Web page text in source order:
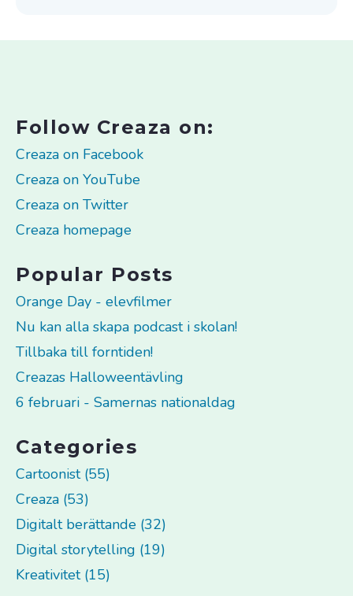
Follow Creaza on:
Creaza on Facebook
Creaza on YouTube
Creaza on Twitter
Creaza homepage
Popular Posts
Orange Day - elevfilmer
Nu kan alla skapa podcast i skolan!
Tillbaka till forntiden!
Creazas Halloweentävling
6 februari - Samernas nationaldag
Categories
Cartoonist (55)
Creaza (53)
Digitalt berättande (32)
Digital storytelling (19)
Kreativitet (15)